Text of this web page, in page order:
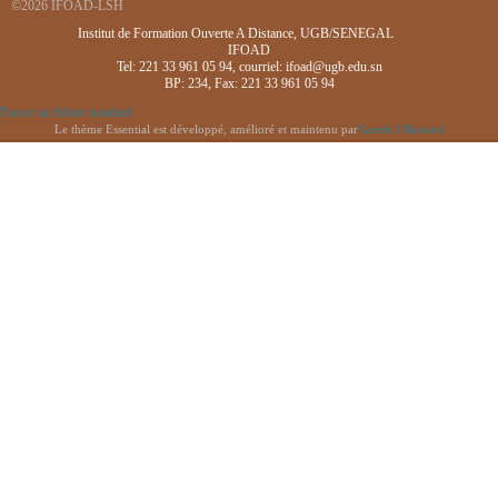
©2026 IFOAD-LSH
Institut de Formation Ouverte A Distance, UGB/SENEGAL
IFOAD
Tel: 221 33 961 05 94, courriel: ifoad@ugb.edu.sn
BP: 234, Fax: 221 33 961 05 94
Passer au thème standard
Le thème Essential est développé, amélioré et maintenu parGareth J Barnard